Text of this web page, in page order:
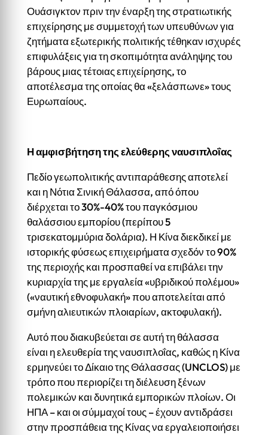
Ουάσιγκτον πριν την έναρξη της στρατιωτικής
επιχείρησης με συμμετοχή των υπευθύνων για
ζητήματα εξωτερικής πολιτικής τέθηκαν ισχυρές
επιφυλάξεις για τη σκοπιμότητα ανάληψης του
βάρους μιας τέτοιας επιχείρησης, το
αποτέλεσμα της οποίας θα «ξελάσπωνε» τους
Ευρωπαίους.
Η αμφισβήτηση της ελεύθερης ναυσιπλοΐας
Πεδίο γεωπολιτικής αντιπαράθεσης αποτελεί
και η Νότια Σινική Θάλασσα, από όπου
διέρχεται το 30%-40% του παγκόσμιου
θαλάσσιου εμπορίου (περίπου 5
τρισεκατομμύρια δολάρια). Η Κίνα διεκδικεί με
ιστορικής φύσεως επιχειρήματα σχεδόν το 90%
της περιοχής και προσπαθεί να επιβάλει την
κυριαρχία της με εργαλεία «υβριδικού πολέμου»
(«ναυτική εθνοφυλακή» που αποτελείται από
σμήνη αλιευτικών πλοιαρίων, ακτοφυλακή).
Αυτό που διακυβεύεται σε αυτή τη θάλασσα
είναι η ελευθερία της ναυσιπλοΐας, καθώς η Κίνα
ερμηνεύει το Δίκαιο της Θάλασσας (UNCLOS) με
τρόπο που περιορίζει τη διέλευση ξένων
πολεμικών και δυνητικά εμπορικών πλοίων. Οι
ΗΠΑ – και οι σύμμαχοί τους – έχουν αντιδράσει
στην προσπάθεια της Κίνας να εργαλειοποιήσει